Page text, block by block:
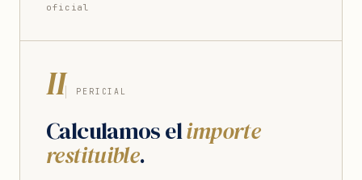
oficial
II PERICIAL
Calculamos elimporte
restituible.